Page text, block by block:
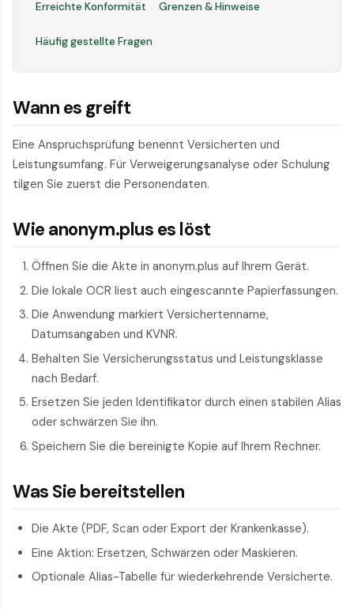
Erreichte Konformität Grenzen & Hinweise
Häufig gestellte Fragen
Wann es greift
Eine Anspruchsprüfung benennt Versicherten und
Leistungsumfang. Für Verweigerungsanalyse oder Schulung
tilgen Sie zuerst die Personendaten.
Wie anonym.plus es löst
Öffnen Sie die Akte in anonym.plus auf Ihrem Gerät.
Die lokale OCR liest auch eingescannte Papierfassungen.
Die Anwendung markiert Versichertenname,
Datumsangaben und KVNR.
Behalten Sie Versicherungsstatus und Leistungsklasse
nach Bedarf.
Ersetzen Sie jeden Identifikator durch einen stabilen Alias
oder schwärzen Sie ihn.
Speichern Sie die bereinigte Kopie auf Ihrem Rechner.
Was Sie bereitstellen
Die Akte (PDF, Scan oder Export der Krankenkasse).
Eine Aktion: Ersetzen, Schwärzen oder Maskieren.
Optionale Alias-Tabelle für wiederkehrende Versicherte.